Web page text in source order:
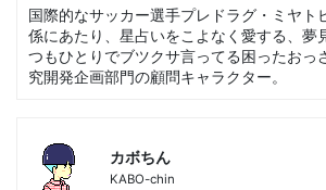
国際的なサッカー選手プレドラグ・ミヤト
係にあたり、星占いをこよなく愛する、夢
つもひとりでブツクサ言ってる困ったおっ
究開発企画部門の顧問キャラクター。
カボちん
KABO-chin